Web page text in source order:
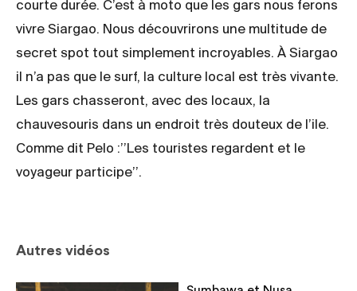
courte durée. C’est à moto que les gars nous ferons
vivre Siargao. Nous découvrirons une multitude de
secret spot tout simplement incroyables. À Siargao
il n’a pas que le surf, la culture local est très vivante.
Les gars chasseront, avec des locaux, la
chauvesouris dans un endroit très douteux de l’ile.
Comme dit Pelo :’’Les touristes regardent et le
voyageur participe’’.
Autres vidéos